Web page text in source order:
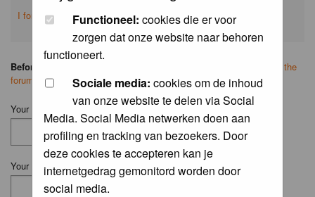
Functioneel: cookies die er voor
zorgen dat onze website naar behoren
functioneert.
Sociale media: cookies om de inhoud
van onze website te delen via Social
Media. Social Media netwerken doen aan
profiling en tracking van bezoekers. Door
deze cookies te accepteren kan je
internetgedrag gemonitord worden door
social media.
I forgot my password
Before you ask your question:
search on the
forum
first.
Your Name (Fill in your username if you have one):
Your Email: